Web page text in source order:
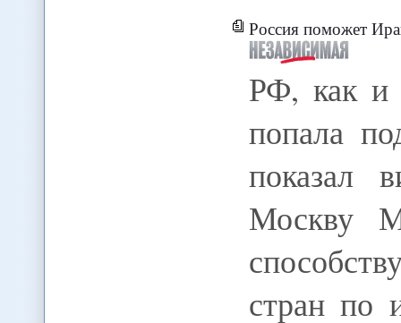
Россия поможет
РФ, как и
попала
показал
Москву
стран по